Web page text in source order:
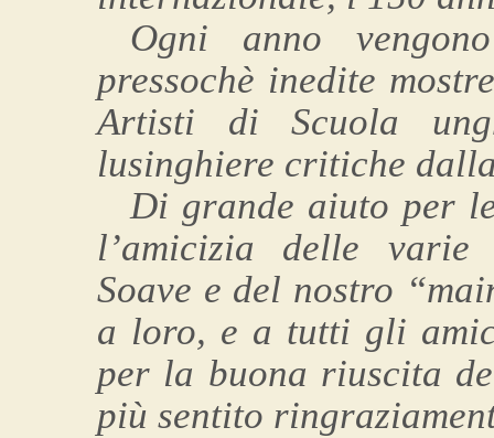
Ogni anno
pressochè inedite
Artisti di Scuola
lusinghiere critiche
Di grande aiuto per
l’amicizia delle varie
Soave e del nostro
a loro, e a tutti gli
per la buona riuscita
più sentito